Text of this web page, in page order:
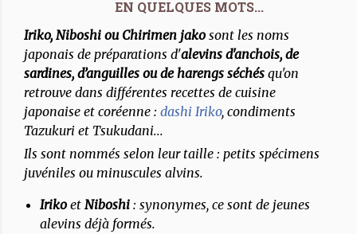
Iriko, Niboshi ou Chirimen jako sont les noms
japonais de préparations d'alevins d'anchois, de
sardines, d’anguilles ou de harengs séchés qu'on
retrouve dans différentes recettes de cuisine
japonaise et coréenne : dashi Iriko, condiments
Tazukuri et Tsukudani...
Ils sont nommés selon leur taille : petits spécimens
juvéniles ou minuscules alvins.
Iriko et Niboshi : synonymes, ce sont de jeunes
alevins déjà formés.